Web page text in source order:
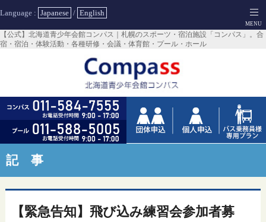
【公式】北海道青少年会館コンパス｜札幌のスポーツ・宿泊施設「コンパス」。合
宿・宿泊・体験活動・各種研修・会議・体育館・プール・ホール
Language : Japanese / English
記 事
【緊急告知】飛び込み練習会参加者募